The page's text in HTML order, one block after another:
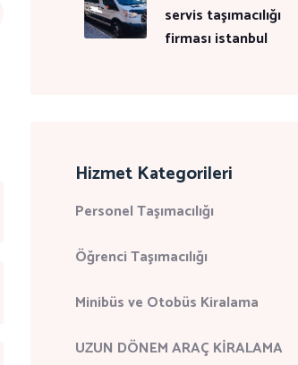
servis taşımacılığı
firması istanbul
Hizmet Kategorileri
Personel Taşımacılığı
Öğrenci Taşımacılığı
Minibüs ve Otobüs Kiralama
UZUN DÖNEM ARAÇ KİRALAMA